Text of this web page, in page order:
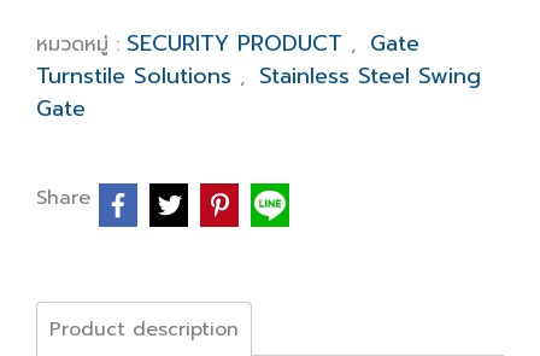
หมวดหมู่ : SECURITY PRODUCT , Gate
Turnstile Solutions , Stainless Steel Swing
Gate
Share
Product description